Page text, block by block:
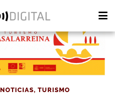
NOTICIAS, TURISMO